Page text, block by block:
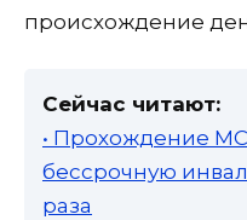
происхождение
Сейчас читают:
• Прохождение
бессрочную
раза